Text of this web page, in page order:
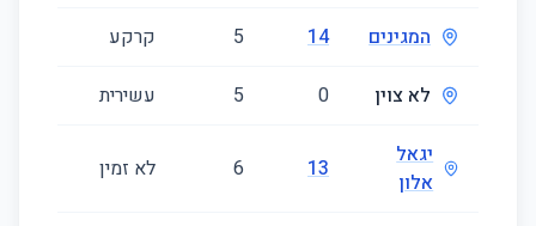
המגינים 14
5 קרקע
לא צוין 0
5 עשירית
יגאל
אלון
13
6 לא זמין